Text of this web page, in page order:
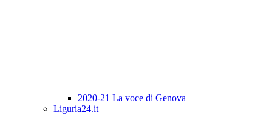
2020-21 La voce di Genova
Liguria24.it